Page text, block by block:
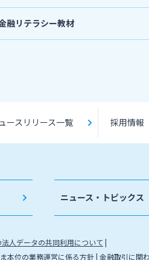
融リテラシー教材
ースリリース一覧 採用情報
ニュース・トピックス
人データの共同利用について
本位の業務運営に係る方針 金融取引に関